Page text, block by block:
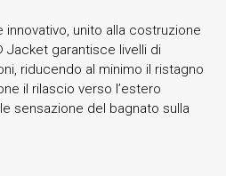
unito alla costruzione
Jacket garantisce livelli di
riducendo al minimo il ristagno
il rilascio verso l’estero
sensazione del bagnato sulla